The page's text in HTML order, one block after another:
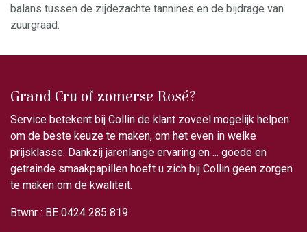
balans tussen de zijdezachte tannines en de bijdrage van
zuurgraad.
Grand Cru of zomerse Rosé?
Service betekent bij Collin de klant zoveel mogelijk helpen
om de beste keuze te maken, om het even in welke
prijsklasse. Dankzij jarenlange ervaring en ... goede en
getrainde smaakpapillen hoeft u zich bij Collin geen zorgen
te maken om de kwaliteit.
Btwnr : BE 0424 285 819